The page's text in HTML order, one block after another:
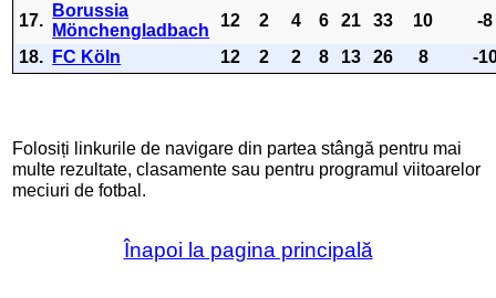
17.
Borussia
Mönchengladbach
12 2 4 6 21 33 10
-8
18.
FC Köln 12 2 2 8 13 26 8 -
Folosiți linkurile de navigare din partea stângă pentru mai
multe rezultate, clasamente sau pentru programul viitoarelor
meciuri de fotbal.
Înapoi la pagina principală